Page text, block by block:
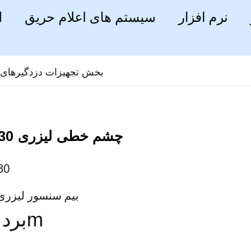
سیستم های اعلام حریق نرم افزار
بخش تجهیزات
چشم خطی لیزری 30 متری
بیم سنسور
برد : 30m